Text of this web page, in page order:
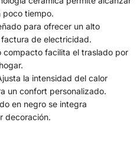
poco tiempo.
para ofrecer un alto
de electricidad.
compacto facilita el traslado por
la intensidad del calor
un confort personalizado.
en negro se integra
decoración.